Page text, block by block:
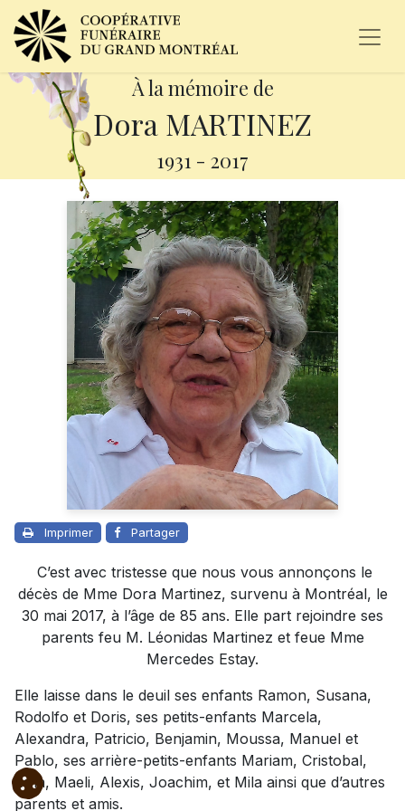
À la mémoire de
Dora MARTINEZ
1931 - 2017
Imprimer Partager
C’est avec tristesse que nous vous annonçons le
décès de Mme Dora Martinez, survenu à Montréal, le
30 mai 2017, à l’âge de 85 ans. Elle part rejoindre ses
parents feu M. Léonidas Martinez et feue Mme
Mercedes Estay.
Elle laisse dans le deuil ses enfants Ramon, Susana,
Rodolfo et Doris, ses petits-enfants Marcela,
Alexandra, Patricio, Benjamin, Moussa, Manuel et
Pablo, ses arrière-petits-enfants Mariam, Cristobal,
Leila, Maeli, Alexis, Joachim, et Mila ainsi que d’autres
parents et amis.